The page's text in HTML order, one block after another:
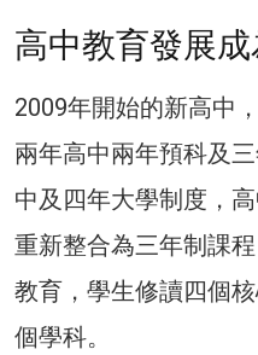
高中教育發展
2009年開始的新高中
兩年高中兩年預科及
中及四年大學制度，
重新整合為三年制課
教育，學生修讀四個
個學科。